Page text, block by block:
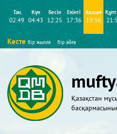
Таң
02:49
Күн
04:43
Бесін
12:25
Екінті
17:36
Ақшам
19:56
Кесте бір жылға бір айға
Қазақстан